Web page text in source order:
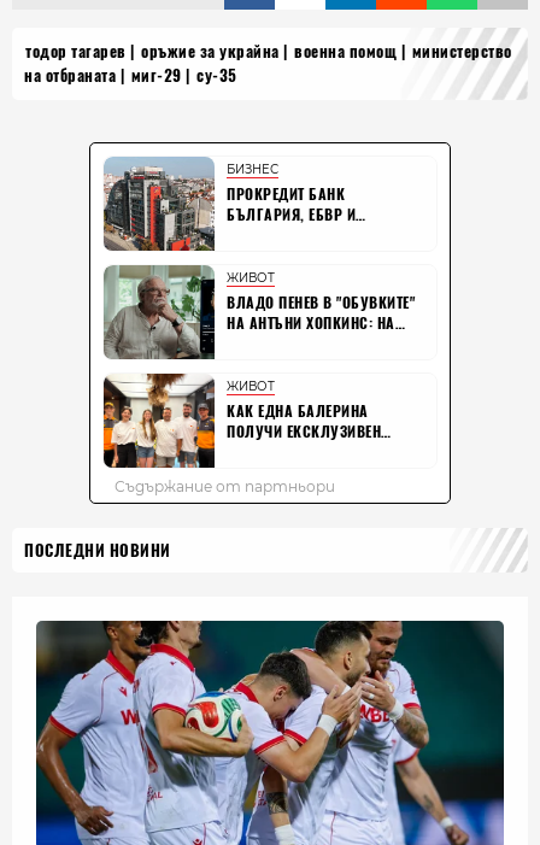
тодор тагарев оръжие за украйна военна помощ
министерство
на отбраната
миг-29 су-35
ПОСЛЕДНИ НОВИНИ